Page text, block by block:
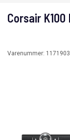
Corsair
Varenummer: 1171903